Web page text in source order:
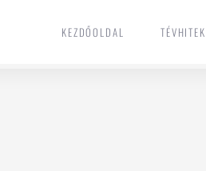
KEZDŐOLDAL TÉVHITEK